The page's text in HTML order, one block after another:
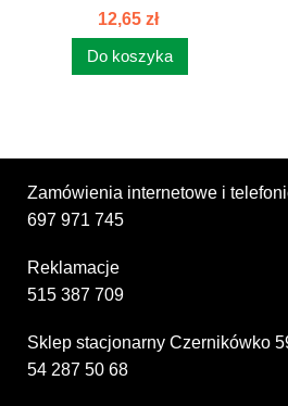
CALOWYM BSP DKR
12,65 zł
Do koszyka
Zamówienia internetowe i
697 971 745
Reklamacje
515 387 709
Sklep stacjonarny Czernikówko
54 287 50 68